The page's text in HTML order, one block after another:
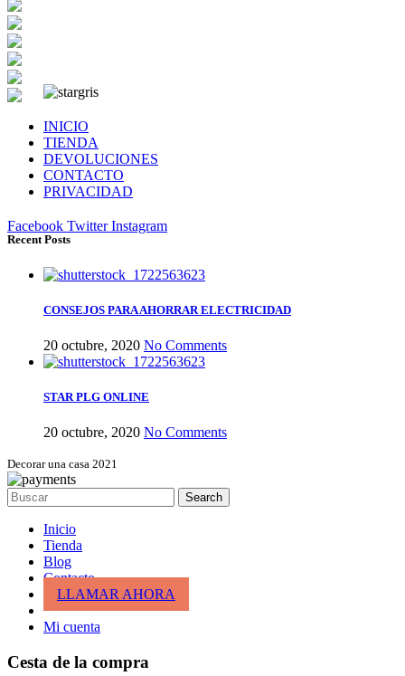
INICIO
TIENDA
DEVOLUCIONES
CONTACTO
PRIVACIDAD
Facebook Twitter Instagram
Recent Posts
CONSEJOS PARA AHORRAR ELECTRICIDAD
20 octubre, 2020 No Comments
STAR PLG ONLINE
20 octubre, 2020 No Comments
Decorar una casa 2021
Search
Inicio
Tienda
Blog
Contacto
LLAMAR AHORA
Mi cuenta
Cesta de la compra